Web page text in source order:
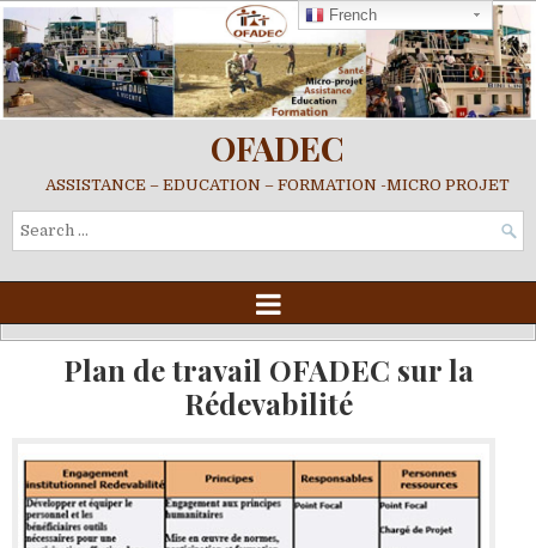
OFADEC
ASSISTANCE – EDUCATION – FORMATION -MICRO PROJET
Search
for:
Plan de travail OFADEC sur la
Rédevabilité
French